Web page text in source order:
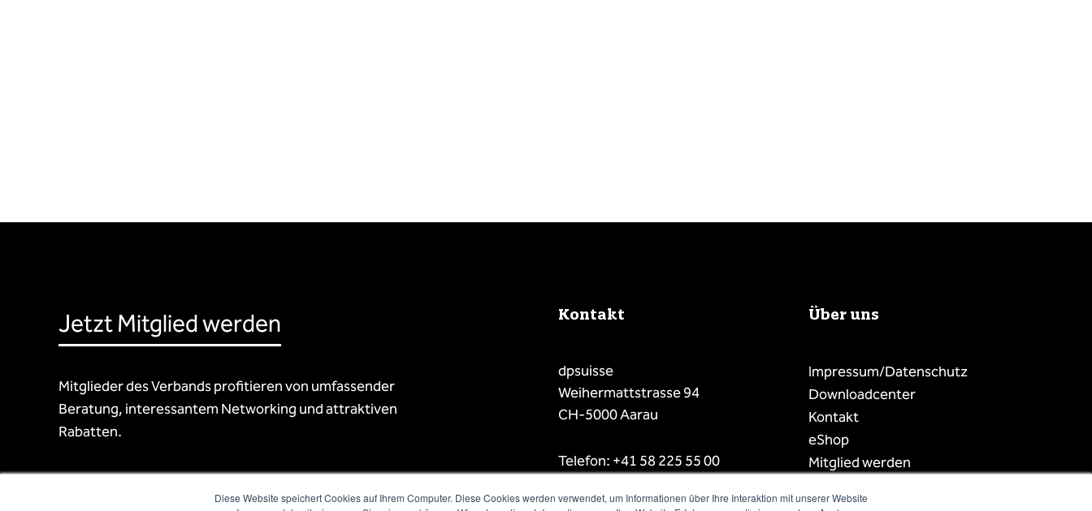
Diese Website speichert Cookies auf Ihrem Computer. Diese Cookies werden verwendet, um Informationen über Ihre Interaktion mit unserer Website
Jetzt Mitglied werden
Mitglieder des Verbands profitieren von umfassender
Beratung, interessantem Networking und attraktiven
Rabatten.
Kontakt
dpsuisse
Weihermattstrasse 94
CH-5000 Aarau
Telefon: +41 58 225 55 00
Über uns
Impressum/Datenschutz
Downloadcenter
Kontakt
eShop
Mitglied werden